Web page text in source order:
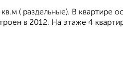
( раздельные). В квартире
в 2012. На этаже 4